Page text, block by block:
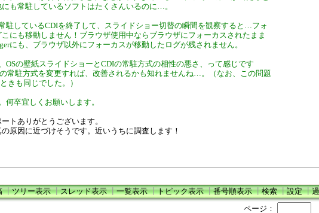
も常駐しているソフトはたくさんいるのに…。
駐しているCDIを終了して、スライドショー切替の瞬間を観察すると…フォ
にも移動しません！ブラウザ使用中ならブラウザにフォーカスされたまま
にも、ブラウザ以外にフォーカスが移動したログが残されません。
OSの壁紙スライドショーとCDIの常駐方式の相性の悪さ、って感じです
常駐方式を変更すれば、改善されるかも知れませんね…。（なお、この問題
きも同じでした。）
何卒宜しくお願いします。
トありがとうございます。
原因に近づけそうです。近いうちに調査します！
┃ツリー表示┃スレッド表示┃一覧表示┃トピック表示┃番号順表示┃検索┃設定┃
ページ：